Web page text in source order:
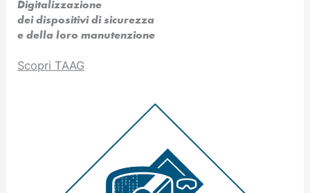
Digitalizzazione
dei dispositivi di sicurezza
e della loro manutenzione
Scopri TAAG